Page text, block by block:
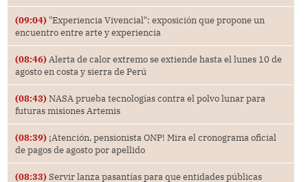
(09:04) "Experiencia Vivencial": exposición que propone un
encuentro entre arte y experiencia
(08:46) Alerta de calor extremo se extiende hasta el lunes 10 de
agosto en costa y sierra de Perú
(08:43) NASA prueba tecnologías contra el polvo lunar para
futuras misiones Artemis
(08:39) ¡Atención, pensionista ONP! Mira el cronograma oficial
de pagos de agosto por apellido
(08:33) Servir lanza pasantías para que entidades públicas